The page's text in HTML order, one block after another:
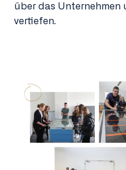
über das Unternehmen
vertiefen.